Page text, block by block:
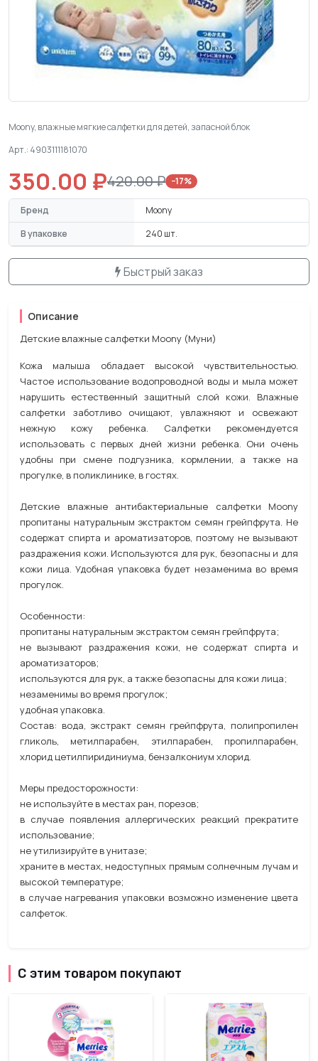
Moony, влажные мягкие салфетки для детей, запасной блок
Арт.: 4903111181070
350.00 ₽420.00 ₽ −17%
Бренд
Moony
В упаковке
240 шт.
Быстрый заказ
Описание
Детские влажные салфетки Moony (Муни)
Кожа малыша обладает высокой чувствительностью.
Частое использование водопроводной воды и мыла может
нарушить естественный защитный слой кожи. Влажные
салфетки заботливо очищают, увлажняют и освежают
нежную кожу ребенка. Салфетки рекомендуется
использовать с первых дней жизни ребенка. Они очень
удобны при смене подгузника, кормлении, а также на
прогулке, в поликлинике, в гостях.
Детские влажные антибактериальные салфетки Moony
пропитаны натуральным экстрактом семян грейпфрута. Не
содержат спирта и ароматизаторов, поэтому не вызывают
раздражения кожи. Используются для рук, безопасны и для
кожи лица. Удобная упаковка будет незаменима во время
прогулок.
Особенности:
пропитаны натуральным экстрактом семян грейпфрута;
не вызывают раздражения кожи, не содержат спирта и
ароматизаторов;
используются для рук, а также безопасны для кожи лица;
незаменимы во время прогулок;
удобная упаковка.
Состав: вода, экстракт семян грейпфрута, полипропилен
гликоль, метилпарабен, этилпарабен, пропилпарабен,
хлорид цетилпиридиниума, бензалкониум хлорид.
Меры предосторожности:
не используйте в местах ран, порезов;
в случае появления аллергических реакций прекратите
использование;
не утилизируйте в унитазе;
храните в местах, недоступных прямым солнечным лучам и
высокой температуре;
в случае нагревания упаковки возможно изменение цвета
салфеток.
С этим товаром покупают